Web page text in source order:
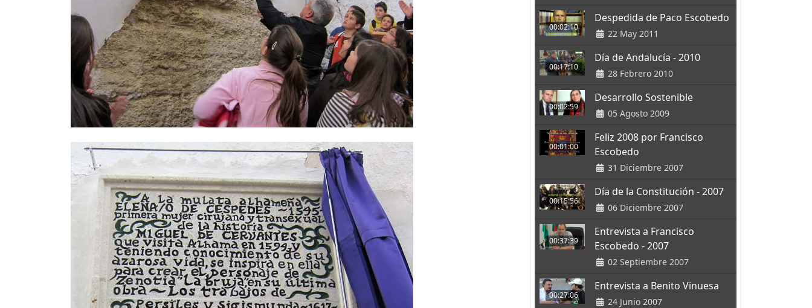
00:02:10
Despedida de Paco Escobedo
22 May 2011
00:17:10
Día de Andalucía - 2010
28 Febrero 2010
00:02:59
Desarrollo Sostenible
05 Agosto 2009
00:01:00
Feliz 2008 por Francisco
Escobedo
31 Diciembre 2007
00:15:56
Día de la Constitución - 2007
06 Diciembre 2007
00:37:39
Entrevista a Francisco
Escobedo - 2007
02 Septiembre 2007
00:27:06
Entrevista a Benito Vinuesa
24 Junio 2007